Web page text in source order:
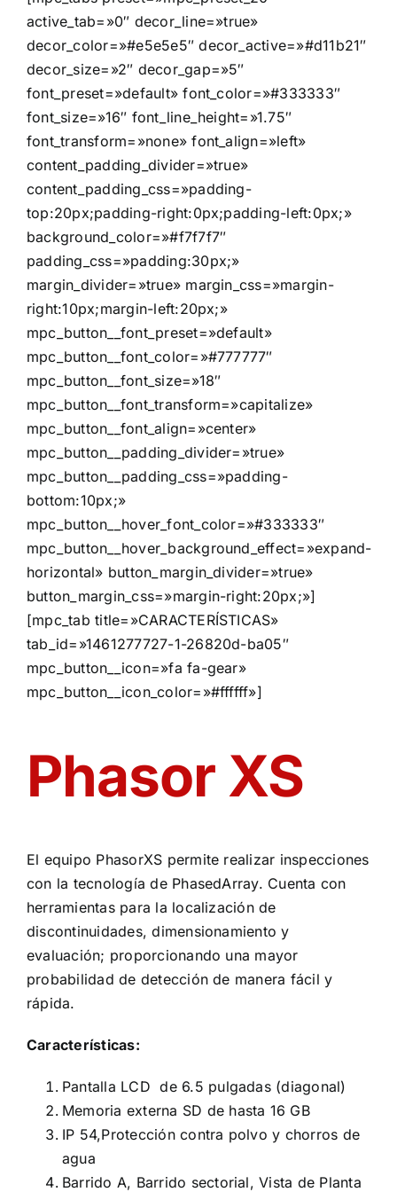
active_tab=»0″ decor_line=»true»
decor_color=»#e5e5e5″ decor_active=»#d11b21″
decor_size=»2″ decor_gap=»5″
font_preset=»default» font_color=»#333333″
font_size=»16″ font_line_height=»1.75″
font_transform=»none» font_align=»left»
content_padding_divider=»true»
content_padding_css=»padding-
top:20px;padding-right:0px;padding-left:0px;»
background_color=»#f7f7f7″
padding_css=»padding:30px;»
margin_divider=»true» margin_css=»margin-
right:10px;margin-left:20px;»
mpc_button__font_preset=»default»
mpc_button__font_color=»#777777″
mpc_button__font_size=»18″
mpc_button__font_transform=»capitalize»
mpc_button__font_align=»center»
mpc_button__padding_divider=»true»
mpc_button__padding_css=»padding-
bottom:10px;»
mpc_button__hover_font_color=»#333333″
mpc_button__hover_background_effect=»expand-
horizontal» button_margin_divider=»true»
button_margin_css=»margin-right:20px;»]
[mpc_tab title=»CARACTERÍSTICAS»
tab_id=»1461277727-1-26820d-ba05″
mpc_button__icon=»fa fa-gear»
mpc_button__icon_color=»#ffffff»]
Phasor XS
El equipo PhasorXS permite realizar inspecciones
con la tecnología de PhasedArray. Cuenta con
herramientas para la localización de
discontinuidades, dimensionamiento y
evaluación; proporcionando una mayor
probabilidad de detección de manera fácil y
rápida.
Características:
Pantalla LCD de 6.5 pulgadas (diagonal)
Memoria externa SD de hasta 16 GB
IP 54,Protección contra polvo y chorros de
agua
Barrido A, Barrido sectorial, Vista de Planta